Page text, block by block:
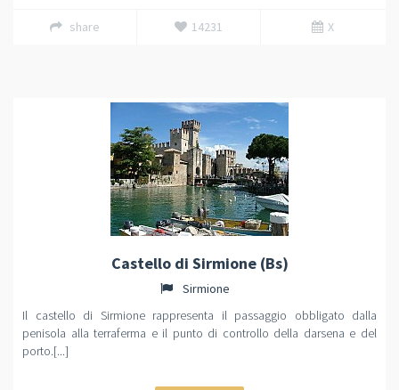
share 14231 X
Castello di Sirmione (Bs)
Sirmione
Il castello di Sirmione rappresenta il passaggio obbligato dalla
penisola alla terraferma e il punto di controllo della darsena e del
porto.[...]